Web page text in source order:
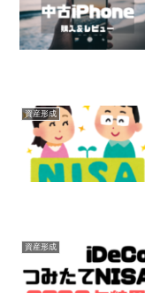
資産形成
資産形成